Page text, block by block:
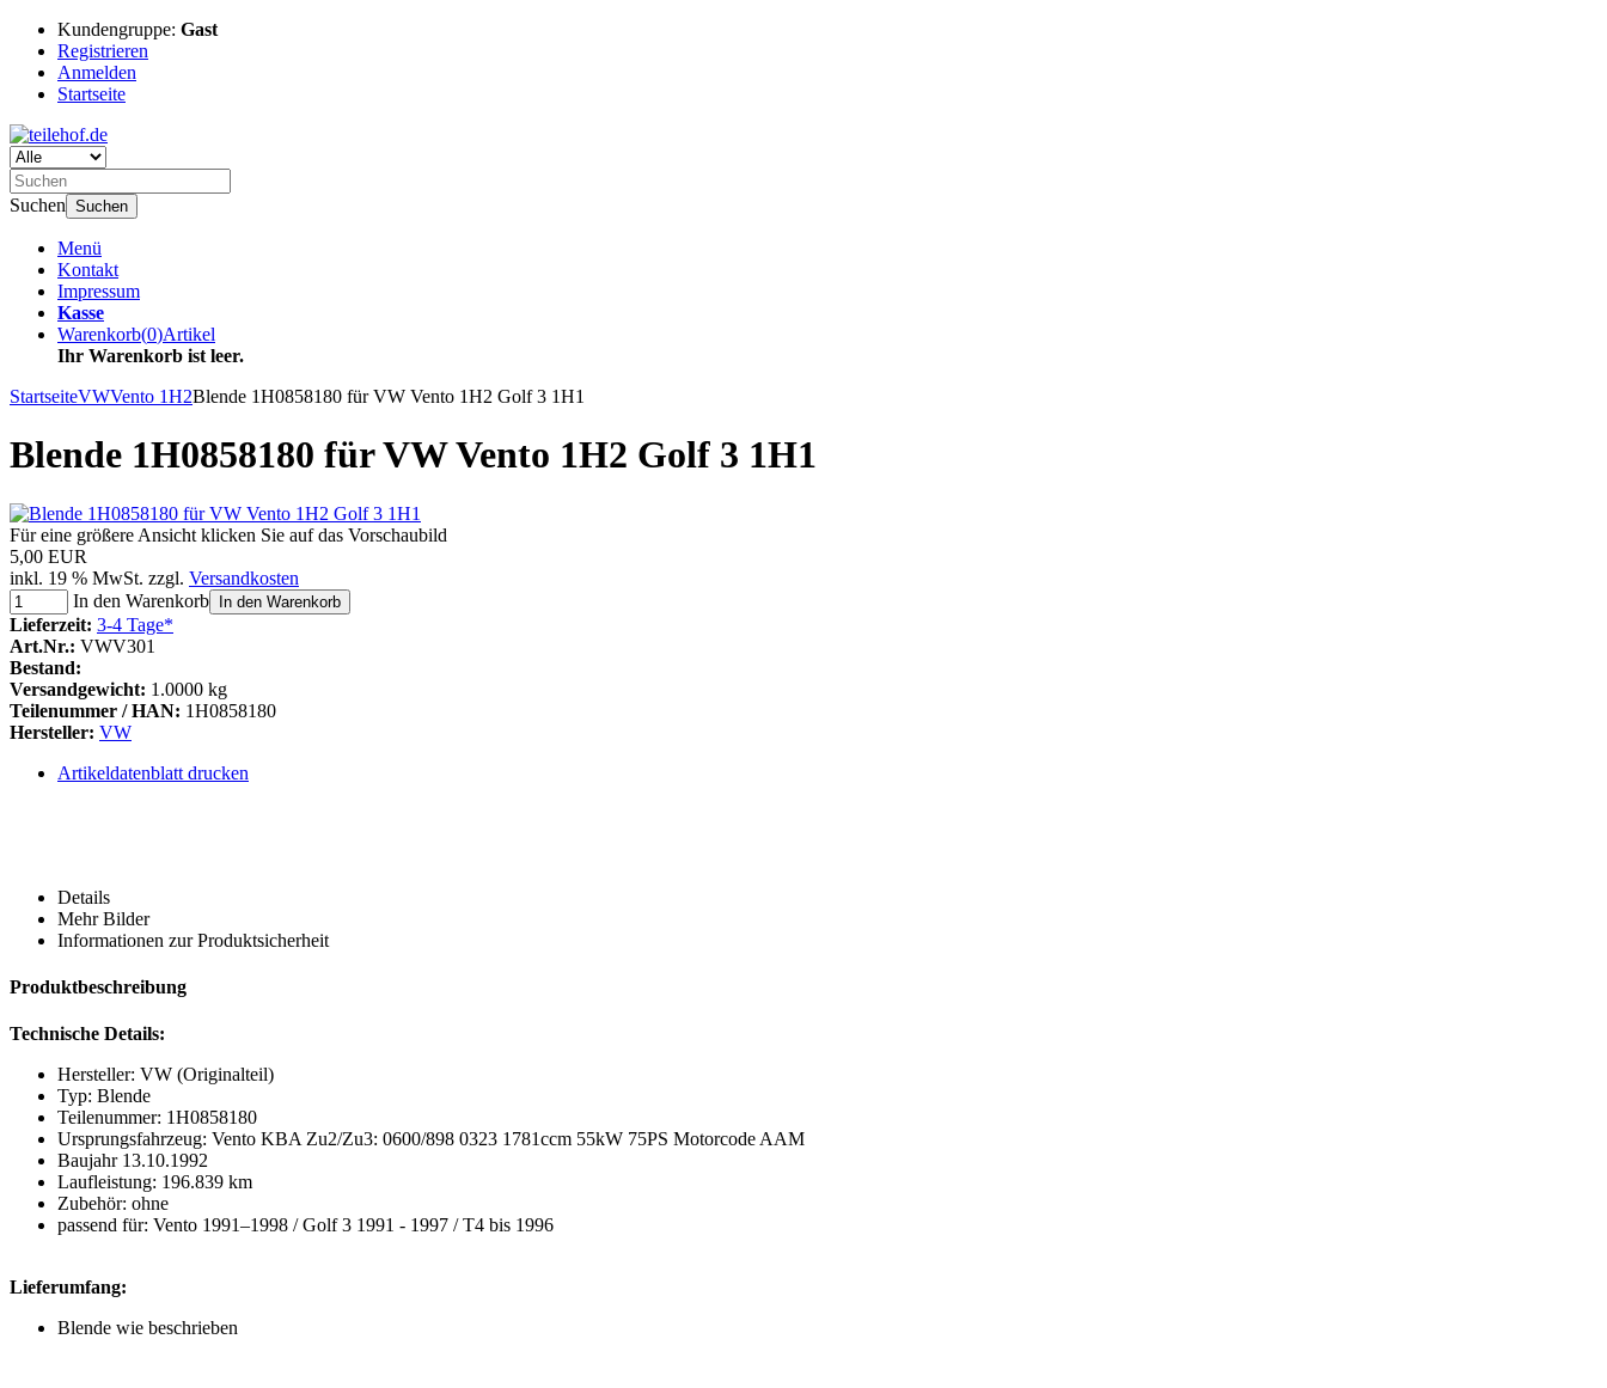
Kundengruppe: Gast
Registrieren
Anmelden
Startseite
Suchen Suchen
Menü
Kontakt
Impressum
Kasse
Warenkorb(0)Artikel
Ihr Warenkorb ist leer.
StartseiteVWVento 1H2Blende 1H0858180 für VW Vento 1H2 Golf 3 1H1
Blende 1H0858180 für VW Vento 1H2 Golf 3 1H1
Für eine größere Ansicht klicken Sie auf das Vorschaubild
5,00 EUR
inkl. 19 % MwSt. zzgl. Versandkosten
In den Warenkorb
In den Warenkorb
Lieferzeit: 3-4 Tage*
Art.Nr.: VWV301
Bestand:
Versandgewicht: 1.0000 kg
Teilenummer / HAN: 1H0858180
Hersteller: VW
Artikeldatenblatt drucken
Details
Mehr Bilder
Informationen zur Produktsicherheit
Produktbeschreibung
Technische Details:
Hersteller: VW (Originalteil)
Typ: Blende
Teilenummer: 1H0858180
Ursprungsfahrzeug: Vento KBA Zu2/Zu3: 0600/898 0323 1781ccm 55kW 75PS Motorcode AAM
Baujahr 13.10.1992
Laufleistung: 196.839 km
Zubehör: ohne
passend für: Vento 1991–1998 / Golf 3 1991 - 1997 / T4 bis 1996
Lieferumfang:
Blende wie beschrieben